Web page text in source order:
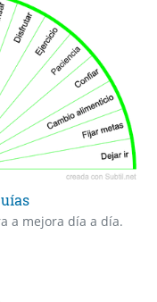
a mejora día a día.